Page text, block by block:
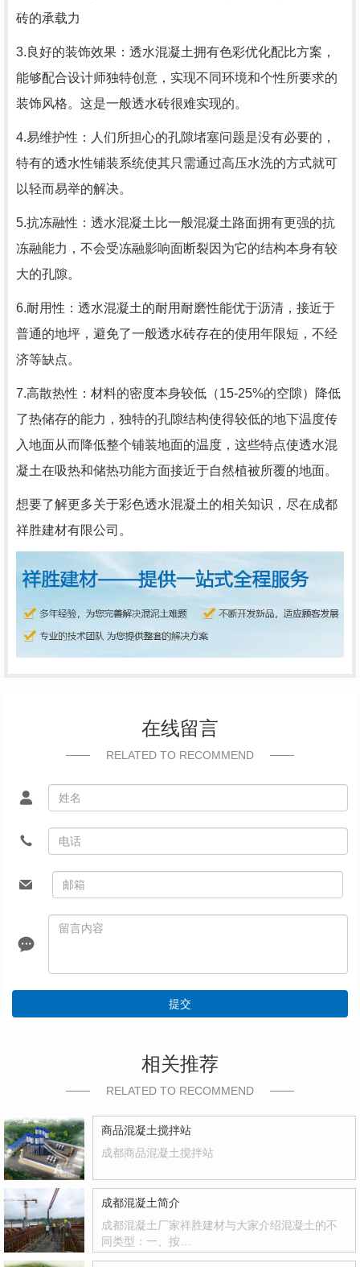
砖的承载力
3.良好的装饰效果：透水混凝土拥有色彩优化配比方案，
能够配合设计师独特创意，实现不同环境和个性所要求的
装饰风格。这是一般透水砖很难实现的。
4.易维护性：人们所担心的孔隙堵塞问题是没有必要的，
特有的透水性铺装系统使其只需通过高压水洗的方式就可
以轻而易举的解决。
5.抗冻融性：透水混凝土比一般混凝土路面拥有更强的抗
冻融能力，不会受冻融影响面断裂因为它的结构本身有较
大的孔隙。
6.耐用性：透水混凝土的耐用耐磨性能优于沥清，接近于
普通的地坪，避免了一般透水砖存在的使用年限短，不经
济等缺点。
7.高散热性：材料的密度本身较低（15-25%的空隙）降低
了热储存的能力，独特的孔隙结构使得较低的地下温度传
入地面从而降低整个铺装地面的温度，这些特点使透水混
凝土在吸热和储热功能方面接近于自然植被所覆的地面。
想要了解更多关于彩色透水混凝土的相关知识，尽在成都
祥胜建材有限公司。
在线留言
RELATED TO RECOMMEND
提交
相关推荐
RELATED TO RECOMMEND
商品混凝土搅拌站
成都商品混凝土搅拌站
成都混凝土简介
成都混凝土厂家祥胜建材与大家介绍混凝土的不
同类型：一、按…